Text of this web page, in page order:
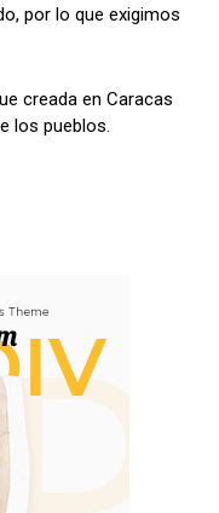
por lo que exigimos
creada en Caracas
los pueblos.